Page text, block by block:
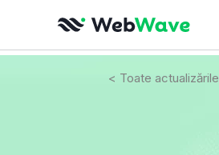
< Toate actualizările